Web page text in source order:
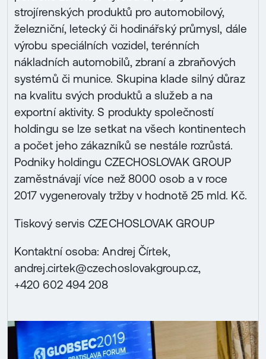
strojírenských produktů pro automobilový,
železniční, letecký či hodinářský průmysl, dále
výrobu speciálních vozidel, terénních
nákladních automobilů, zbraní a zbraňových
systémů či munice. Skupina klade silný důraz
na kvalitu svých produktů a služeb a na
exportní aktivity. S produkty společností
holdingu se lze setkat na všech kontinentech
a počet jeho zákazníků se nestále rozrůstá.
Podniky holdingu CZECHOSLOVAK GROUP
zaměstnávají více než 8000 osob a v roce
2017 vygenerovaly tržby v hodnotě 25 mld. Kč.
Tiskový servis CZECHOSLOVAK GROUP
Kontaktní osoba: Andrej Čírtek,
andrej.cirtek@czechoslovakgroup.cz,
+420 602 494 208